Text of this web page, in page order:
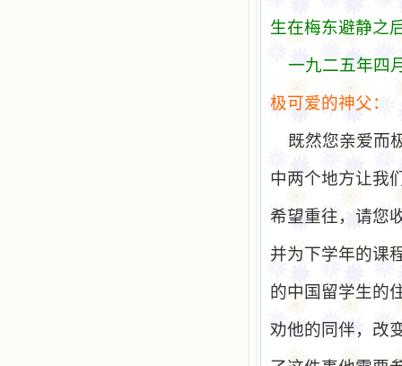
生在梅东避静之
一九二五年四
极可爱的神父：
既然您亲爱而
中两个地方让我
希望重往，请您
并为下学年的课
的中国留学生的
劝他的同伴，改